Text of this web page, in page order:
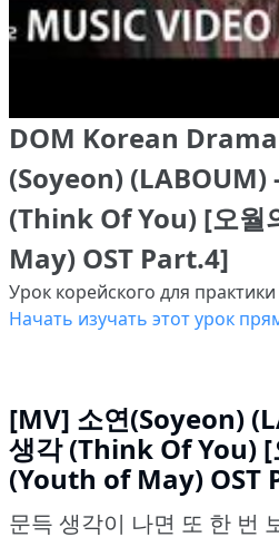
DOM Korean Drama
(Soyeon) (LABOUM)
(Think Of You) [오월
May) OST Part.4]
Урок корейского для
Начать изучать этот урок
[MV] 소연(Soyeon)
생각 (Think Of You) [
(Youth of May) OST
문득 생각이 나면 또 한 번